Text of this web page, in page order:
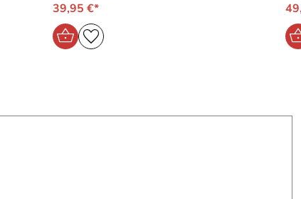
39,95 €*